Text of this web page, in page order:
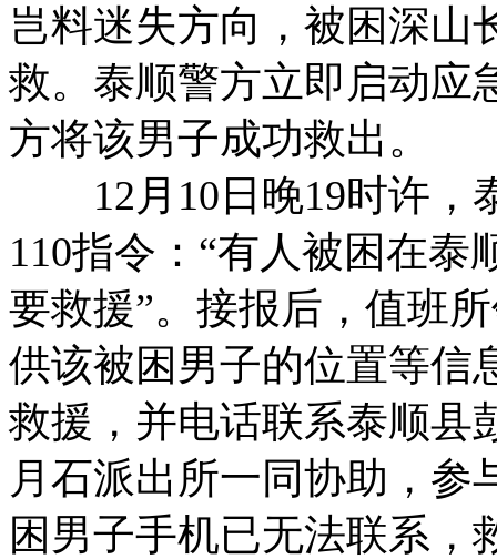
岂料迷失方向，被困深山
救。泰顺警方立即启动应
方将该男子成功救出。
12月10日晚19时许，
110指令：“有人被困在泰
要救援”。接报后，值班
供该被困男子的位置等信
救援，并电话联系泰顺县
月石派出所一同协助，参
困男子手机已无法联系，